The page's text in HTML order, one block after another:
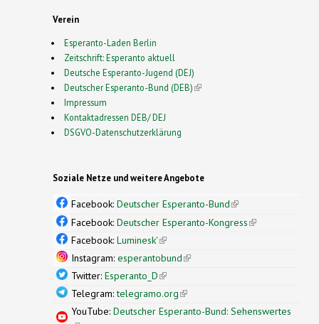
Verein
Esperanto-Laden Berlin
Zeitschrift: Esperanto aktuell
Deutsche Esperanto-Jugend (DEJ)
Deutscher Esperanto-Bund (DEB)(link is external)
Impressum
Kontaktadressen DEB/ DEJ
DSGVO-Datenschutzerklärung
Soziale Netze und weitere Angebote
Facebook: Deutscher Esperanto-Bund(link is
external)
Facebook: Deutscher Esperanto-Kongress(link is
Facebook: Luminesk'(link is external)
Instagram: esperantobund(link is external)
Twitter: Esperanto_D(link is external)
Telegram:telegramo.org(link is external)
YouTube: Deutscher Esperanto-Bund: Sehenswertes